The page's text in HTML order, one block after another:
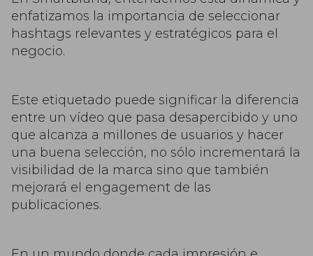
enfatizamos la importancia de seleccionar
hashtags relevantes y estratégicos para el
negocio.
Este etiquetado puede significar la diferencia
entre un vídeo que pasa desapercibido y uno
que alcanza a millones de usuarios y hacer
una buena selección, no sólo incrementará la
visibilidad de la marca sino que también
mejorará el engagement de las
publicaciones.